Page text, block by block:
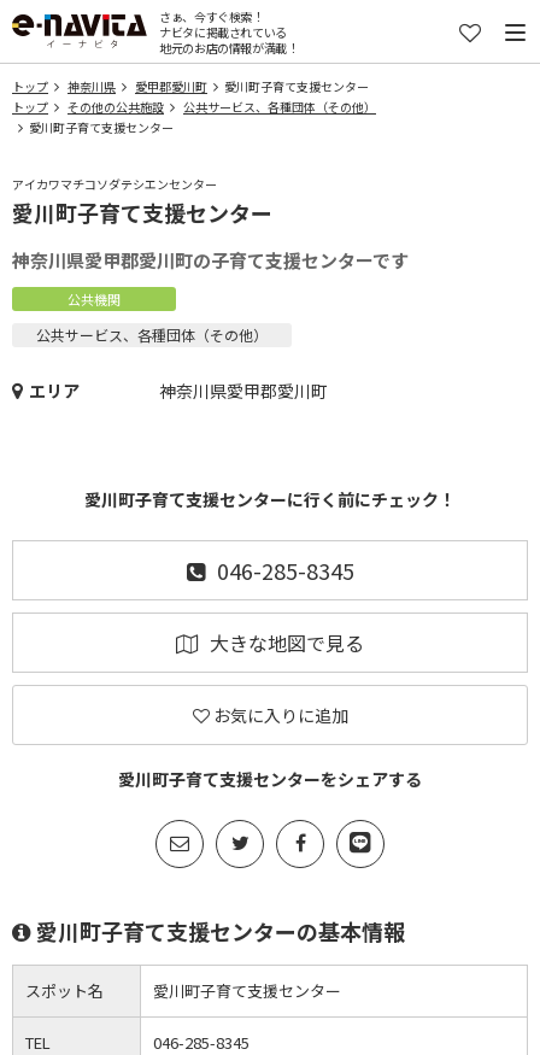
さぁ、今すぐ検索！
ナビタに掲載されている
地元のお店の情報が満載！
トップ 神奈川県 愛甲郡愛川町
愛川町子育て支援センター
トップ
その他の公共施設
公共サービス、各種団体（その他）
愛川町子育て支援センター
アイカワマチコソダテシエンセンター
愛川町子育て支援センター
神奈川県愛甲郡愛川町の子育て支援センターです
公共機関
公共サービス、各種団体（その他）
エリア 神奈川県愛甲郡愛川町
愛川町子育て支援センターに行く前にチェック！
046-285-8345
大きな地図で見る
お気に入りに追加
愛川町子育て支援センターをシェアする
愛川町子育て支援センターの基本情報
スポット名 愛川町子育て支援センター
TEL 046-285-8345